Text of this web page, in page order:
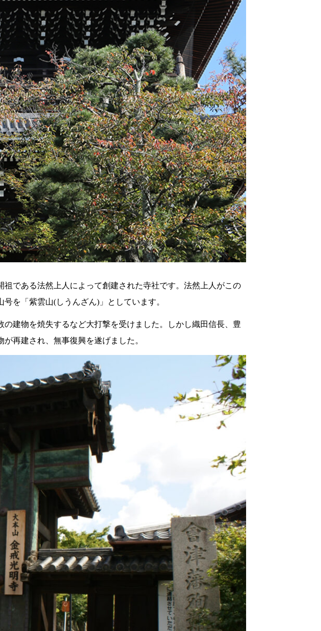
である法然上人によって創建された寺社です。法然上人がこの
を「紫雲山(しうんざん)」としています。
建物を焼失するなど大打撃を受けました。しかし織田信長、豊
再建され、無事復興を遂げました。